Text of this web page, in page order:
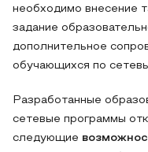
необходимо внесение
задание
дополнительное
обучающихся по
Разработанные
сетевые программы
следующие